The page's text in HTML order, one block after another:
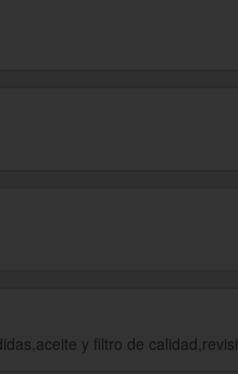
y filtro de